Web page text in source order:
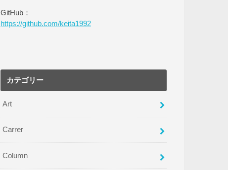
GitHub：
https://github.com/keita1992
カテゴリー
Art
Carrer
Column